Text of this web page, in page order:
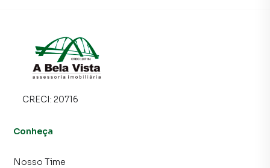
programadores, corretores treinados e uma central de
atendimento preparada para atender proprietários e
inquilinos.
CRECI: 20716
Conheça
Nosso Time